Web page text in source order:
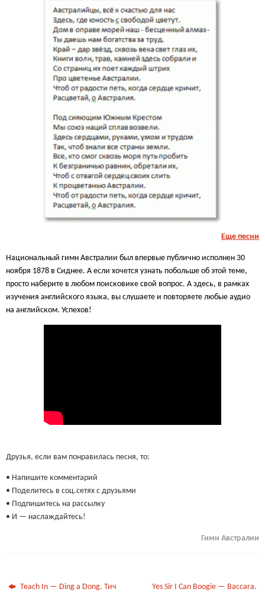
Еще песни
Национальный гимн Австралии был впервые публично исполнен 30
ноября 1878 в Сиднее. А если хочется узнать побольше об этой теме,
просто наберите в любом поисковике свой вопрос. А здесь, в рамках
изучения английского языка, вы слушаете и повторяете любые аудио
на английском. Успехов!
Друзья, если вам понравилась песня, то:
• Напишите комментарий
• Поделитесь в соц.сетях с друзьями
• Подпишитесь на рассылку
• И — наслаждайтесь!
Гимн Австралии
Teach In — Ding а Dong. Тич
Yes Sir I Can Boogie — Baccara.